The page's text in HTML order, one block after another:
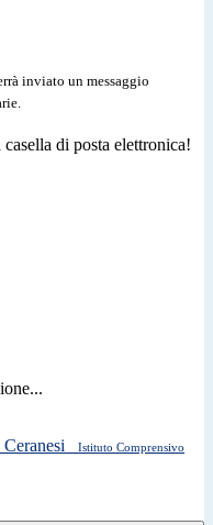
inviato un messaggio
di posta elettronica!
Istituto Comprensivo